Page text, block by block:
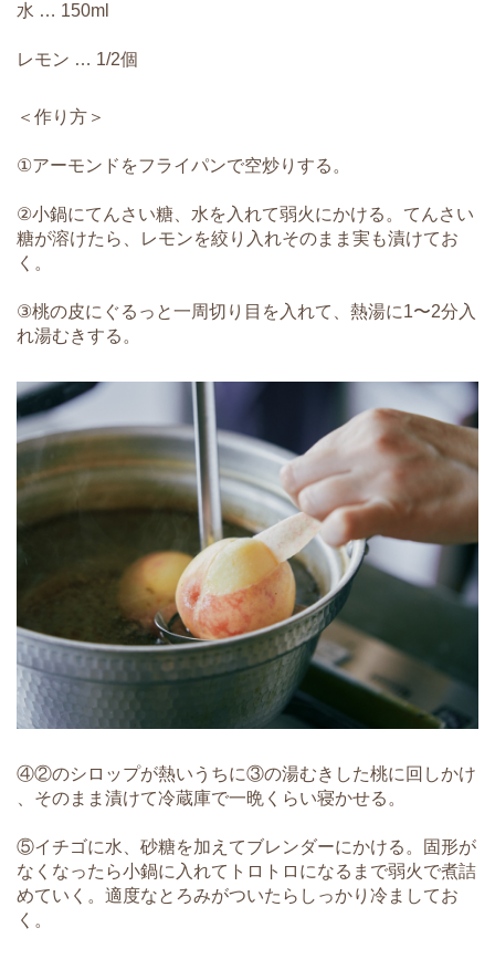
水 … 150ml
レモン … 1/2個
＜作り方＞
①アーモンドをフライパンで空炒りする。
②小鍋にてんさい糖、水を入れて弱火にかける。てんさい
糖が溶けたら、レモンを絞り入れそのまま実も漬けてお
く。
③桃の皮にぐるっと一周切り目を入れて、熱湯に1〜2分入
れ湯むきする。
④②のシロップが熱いうちに③の湯むきした桃に回しかけ
、そのまま漬けて冷蔵庫で一晩くらい寝かせる。
⑤イチゴに水、砂糖を加えてブレンダーにかける。固形が
なくなったら小鍋に入れてトロトロになるまで弱火で煮詰
めていく。適度なとろみがついたらしっかり冷ましてお
く。